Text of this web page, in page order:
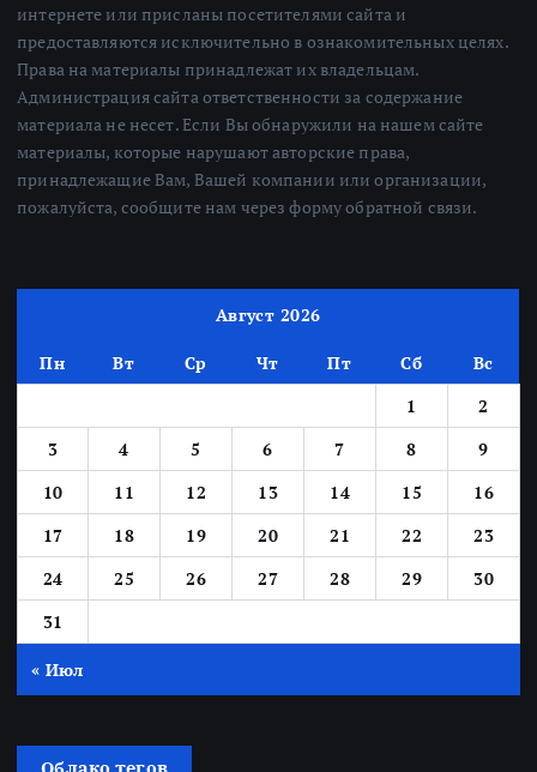
интернете или присланы посетителями сайта и
предоставляются исключительно в ознакомительных целях.
Права на материалы принадлежат их владельцам.
Администрация сайта ответственности за содержание
материала не несет. Если Вы обнаружили на нашем сайте
материалы, которые нарушают авторские права,
принадлежащие Вам, Вашей компании или организации,
пожалуйста, сообщите нам через форму обратной связи.
Август 2026
Пн Вт Ср Чт Пт Сб
Вс
1
2
3
4 5 6 7 8
9
10
11 12 13 14 15
16
17
18 19 20 21 22
23
24
25 26 27 28 29
30
31
« Июл